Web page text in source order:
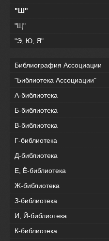
"Ш"
"Щ"
"Э, Ю, Я"
Библиография Ассоциации
"Библиотека Ассоциации"
А-библиотека
Б-библиотека
В-библиотека
Г-библиотека
Д-библиотека
Е, Ё-библиотека
Ж-библиотека
З-библиотека
И, Й-библиотека
К-библиотека